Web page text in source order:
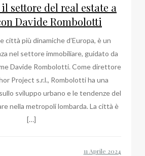
settore del real estate a
Davide Rombolotti
città più dinamiche d’Europa, è un
nel settore immobiliare, guidato da
Davide Rombolotti. Come direttore
Project s.r.l., Rombolotti ha una
sviluppo urbano e le tendenze del
nella metropoli lombarda. La città è
[…]